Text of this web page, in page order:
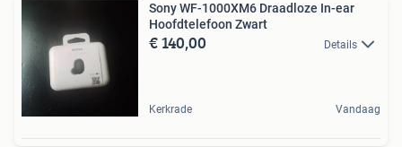
Sony WF-1000XM6 Draadloze In-ear
Hoofdtelefoon Zwart
€ 140,00 Details
Kerkrade Vandaag